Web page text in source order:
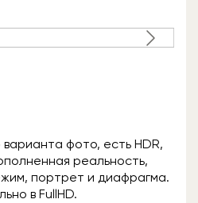
фото, есть HDR,
реальность,
портрет и диафрагма.
в FullHD.